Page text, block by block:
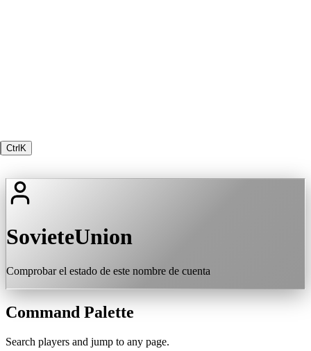
Ctrl K
SovieteUnion
Comprobar el estado de este nombre de cuenta
Command Palette
Search players and jump to any page.